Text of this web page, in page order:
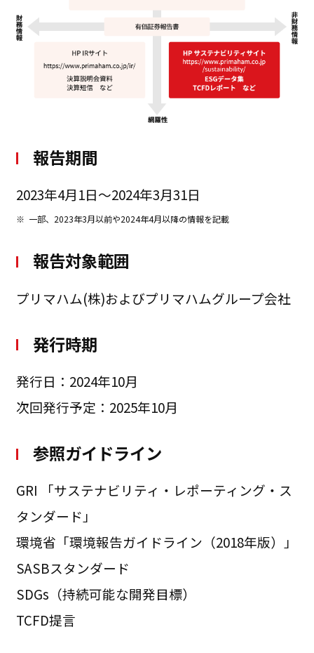
報告期間
2023年4月1日～2024年3月31日
※ 一部、2023年3月以前や2024年4月以降の情報を記載
報告対象範囲
プリマハム(株)およびプリマハムグループ会社
発行時期
発行日：2024年10月
次回発行予定：2025年10月
参照ガイドライン
GRI 「サステナビリティ・レポーティング・ス
タンダード」
環境省「環境報告ガイドライン（2018年版）」
SASBスタンダード
SDGs（持続可能な開発目標）
TCFD提言